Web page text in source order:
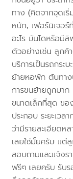
ทาง (คิดจากจุดเ
หนัก, เฟอร์นิเจอ
อะไร บันไดหรือมี
ตัวอย่างเช่น ลูกค้
บริการเป็นรถกระ
ย้ายหอพัก ต้นทาง
การขนย้ายถูกมาก
ขนาดเล็กที่สุด ขอ
ประกอบ ระยะเวล
ว่ามีรายละเอียดห
เลยใช่มั้ยครับ แต่
สอบถามและแจ้งร
ฟรีๆ เลยครับ รับ